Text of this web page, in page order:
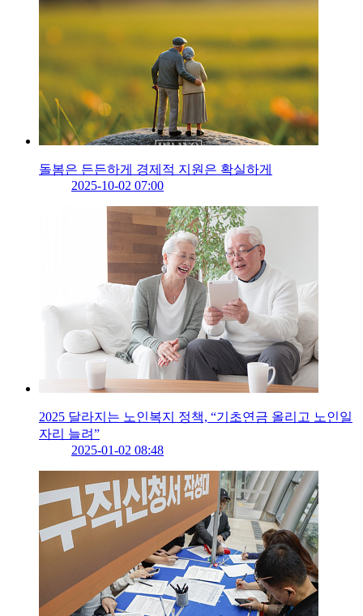
돌봄은 든든하게 경제적 지원은 확실하게
2025-10-02 07:00
2025 달라지는 노인복지 정책, “기초연금 올리고 노인일
자리 늘려”
2025-01-02 08:48